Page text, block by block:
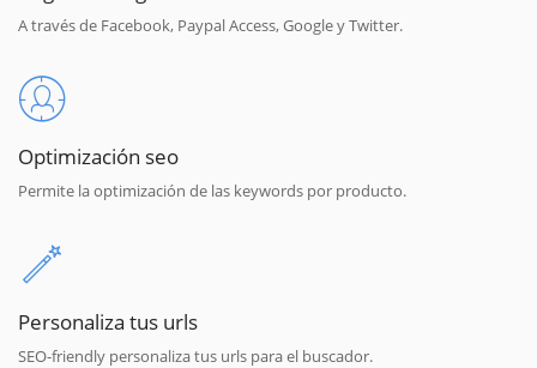
A través de Facebook, Paypal Access, Google y Twitter.
Optimización seo
Permite la optimización de las keywords por producto.
Personaliza tus urls
SEO-friendly personaliza tus urls para el buscador.